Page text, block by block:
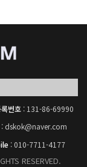
번호 : 131-86-69990
dskok@naver.com
: 010-7711-4177
RESERVED.